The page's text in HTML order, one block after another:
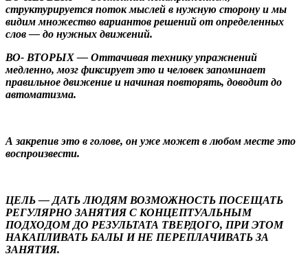
структурируется поток мыслей в нужную сторону и мы
видим множество вариантов решений от определенных
слов — до нужных движений.
ВО- ВТОРЫХ — Оттачивая технику упражнений
медленно, мозг фиксирует это и человек запоминает
правильное движение и начиная повторять, доводит до
автоматизма.
А закрепив это в голове, он уже может в любом месте это
воспроизвести.
ЦЕЛЬ — ДАТЬ ЛЮДЯМ ВОЗМОЖНОСТЬ ПОСЕЩАТЬ
РЕГУЛЯРНО ЗАНЯТИЯ С КОНЦЕПТУАЛЬНЫМ
ПОДХОДОМ ДО РЕЗУЛЬТАТА ТВЕРДОГО, ПРИ ЭТОМ
НАКАПЛИВАТЬ БАЛЫ И НЕ ПЕРЕПЛАЧИВАТЬ ЗА
ЗАНЯТИЯ.